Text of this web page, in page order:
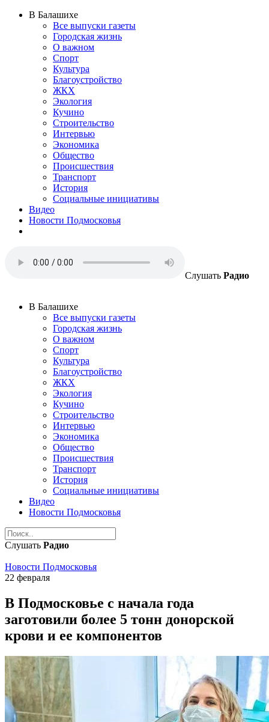
В Балашихе
Все выпуски газеты
Городская жизнь
О важном
Спорт
Культура
Благоустройство
ЖКХ
Экология
Кучино
Строительство
Интервью
Экономика
Общество
Происшествия
Транспорт
История
Социальные инициативы
Видео
Новости Подмосковья
Слушать Радио
В Балашихе
Все выпуски газеты
Городская жизнь
О важном
Спорт
Культура
Благоустройство
ЖКХ
Экология
Кучино
Строительство
Интервью
Экономика
Общество
Происшествия
Транспорт
История
Социальные инициативы
Видео
Новости Подмосковья
Слушать Радио
Новости Подмосковья
22 февраля
В Подмосковье с начала года
заготовили более 5 тонн донорской
крови и ее компонентов